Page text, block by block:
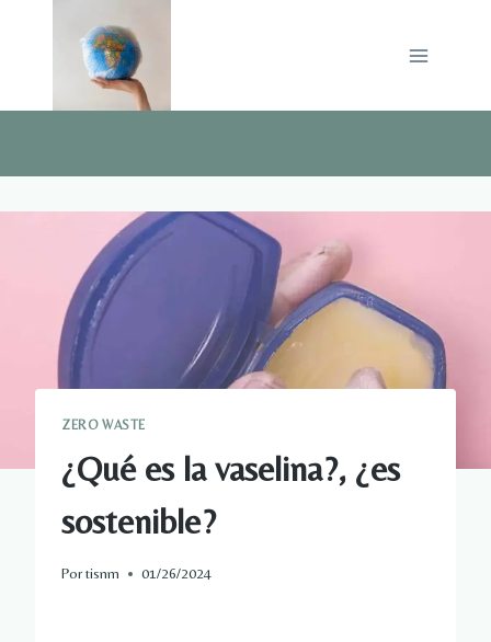
ZERO WASTE
¿Qué es la vaselina?, ¿es
sostenible?
Portisnm 01/26/2024